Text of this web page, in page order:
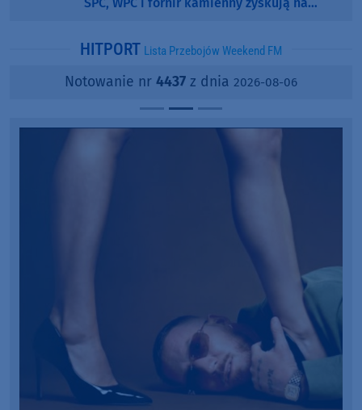
HITPORT Lista Przebojów Weekend FM
Notowanie nr 4437 z dnia 2026-08-06